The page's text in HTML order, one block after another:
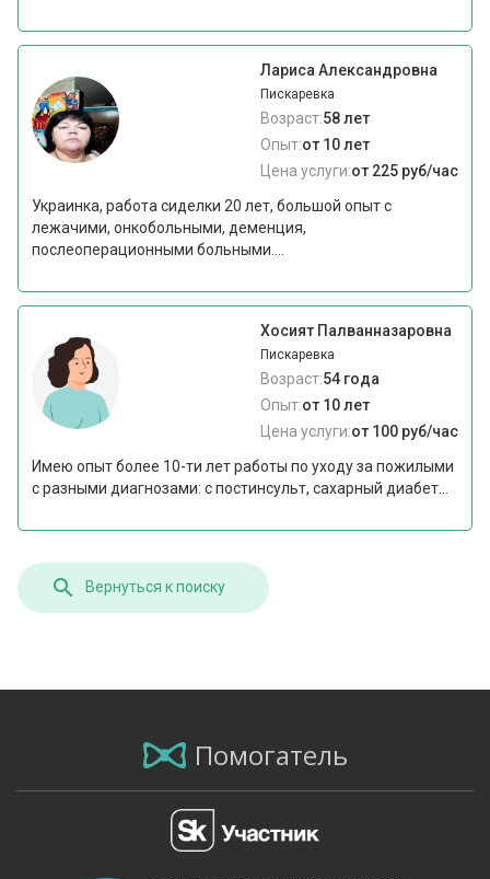
Лариса Александровна
Пискаревка
Возраст:58 лет
Опыт:от 10 лет
Цена услуги:от 225 руб/час
Украинка, работа сиделки 20 лет, большой опыт с
лежачими, онкобольными, деменция,
послеоперационными больными....
Хосият Палванназаровна
Пискаревка
Возраст:54 года
Опыт:от 10 лет
Цена услуги:от 100 руб/час
Имею опыт более 10-ти лет работы по уходу за пожилыми
с разными диагнозами: с постинсульт, сахарный диабет...
Вернуться к поиску
Помогатель